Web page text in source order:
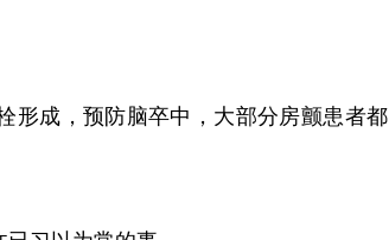
成，预防脑卒中，大部分房颤患者都